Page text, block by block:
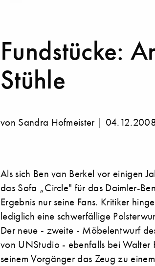
Fundstücke:
Stühle
von Sandra Hofmeister |
Als sich Ben van Berkel vor einigen
das Sofa „Circle" für das Daimler-
Ergebnis nur seine Fans. Kritiker
lediglich eine schwerfällige
Der neue - zweite - Möbelentwurf
von UNStudio - ebenfalls bei
seinem Vorgänger das Zeug zu